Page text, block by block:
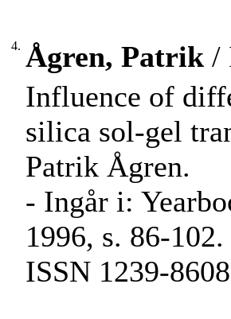
4. Ågren, Patrik /
Influence of
silica sol-gel
Patrik Ågren.
- Ingår i:
1996, s. 86-
ISSN 1239-